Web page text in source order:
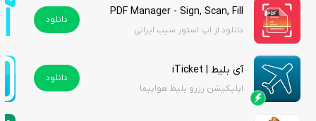
PDF Manager - Sign, Scan, Fill
دانلود از اپ استور سیب ایرانی
دانلود
آی بلیط | iTicket
اپلیکیشن رزرو بلیط هواپیما
دانلود